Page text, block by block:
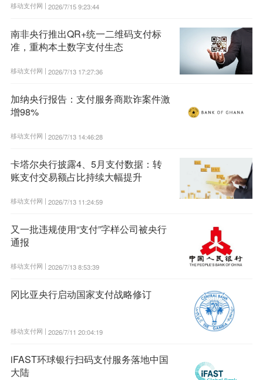
移动支付网 | 2026/7/15 9:23:44
南非央行推出QR+统一二维码支付标
准，重构本土数字支付生态
移动支付网 | 2026/7/13 17:27:36
加纳央行报告：支付服务商欺诈案件激
增98%
移动支付网 | 2026/7/13 14:46:28
卡塔尔央行披露4、5月支付数据：转
账支付交易额占比持续大幅提升
移动支付网 | 2026/7/13 11:24:59
又一批违规使用“支付”字样公司被央行
通报
移动支付网 | 2026/7/13 8:53:39
冈比亚央行启动国家支付战略修订
移动支付网 | 2026/7/11 20:04:19
iFAST环球银行扫码支付服务落地中国
大陆